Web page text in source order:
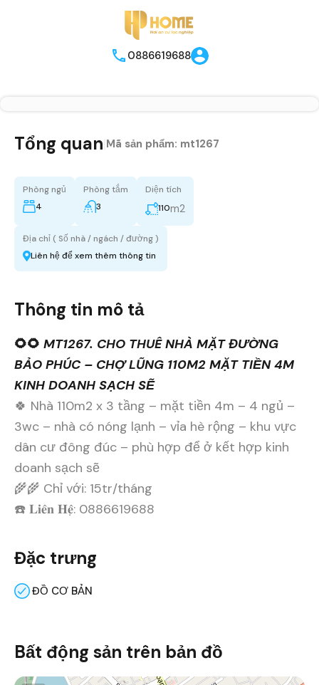
0886619688
Tổng quan Mã sản phẩm: mt1267
Phòng ngủ
4
Phòng tắm
3
Diện tích
110m2
Địa chỉ ( Số nhà / ngách / đường )
Liên hệ để xem thêm thông tin
Thông tin mô tả
🌻🌻 MT1267. CHO THUÊ NHÀ MẶT ĐƯỜNG
BẢO PHÚC – CHỢ LŨNG 110M2 MẶT TIỀN 4M
KINH DOANH SẠCH SẼ
🍀 Nhà 110m2 x 3 tầng – mặt tiền 4m – 4 ngủ –
3wc – nhà có nóng lạnh – vỉa hè rộng – khu vực
dân cư đông đúc – phù hợp để ở kết hợp kinh
doanh sạch sẽ
🌾🌾 Chỉ với: 15tr/tháng
☎️ 𝐋𝐢𝐞̂𝐧 𝐇𝐞̣̂: 0886619688
Đặc trưng
ĐỒ CƠ BẢN
Bất động sản trên bản đồ